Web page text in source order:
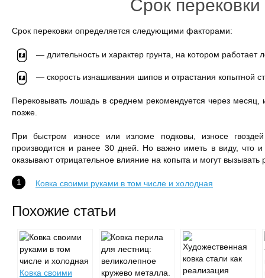
Срок перековки
Срок перековки определяется следующими факторами:
— длительность и характер грунта, на котором работает
— скорость изнашивания шипов и отрастания копытной
Перековывать лошадь в среднем рекомендуется через месяц,
позже.
При быстром износе или изломе подковы, износе
производится и ранее 30 дней. Но важно иметь в виду, что и
оказывают отрицательное влияние на копыта и могут вызывать
Ковка своими руками в том числе и холодная
Похожие статьи
Ковка своими